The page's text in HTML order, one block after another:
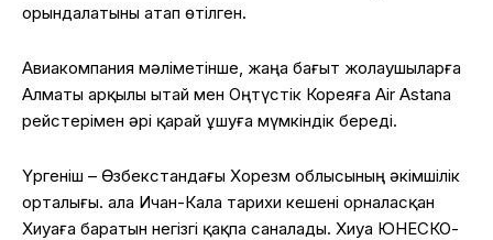
орындалатыны атап өтілген.
Авиакомпания мәліметінше, жаңа бағыт жолаушыларға
Алматы арқылы Қытай мен Оңтүстік Кореяға Air Astana
рейстерімен әрі қарай ұшуға мүмкіндік береді.
Үргеніш – Өзбекстандағы Хорезм облысының әкімшілік
орталығы. Қала Ичан-Кала тарихи кешені орналасқан
Хиуаға баратын негізгі қақпа саналады. Хиуа ЮНЕСКО-